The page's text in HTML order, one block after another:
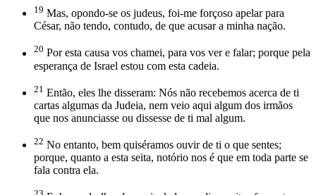
19 Mas, opondo-se os judeus, foi-me forçoso apelar para
César, não tendo, contudo, de que acusar a minha nação.
20 Por esta causa vos chamei, para vos ver e falar; porque pela
esperança de Israel estou com esta cadeia.
21 Então, eles lhe disseram: Nós não recebemos acerca de ti
cartas algumas da Judeia, nem veio aqui algum dos irmãos
que nos anunciasse ou dissesse de ti mal algum.
22 No entanto, bem quiséramos ouvir de ti o que sentes;
porque, quanto a esta seita, notório nos é que em toda parte se
fala contra ela.